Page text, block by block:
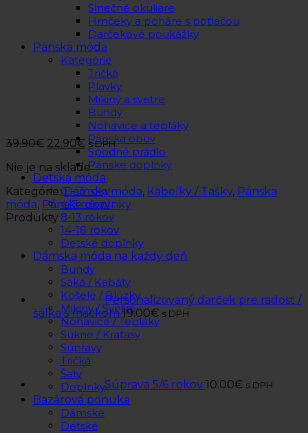
Slnečné okuliare
Hrnčeky a poháre s potlačou
Darčekové poukážky
Pánska móda
Kategórie
Tričká
Plavky
Mikiny a svetre
Bundy
Nohavice a tepláky
Pánska obuv
Spodné prádlo
Pánske doplnky
Detská móda
0 – 3 roky
4-7 rokov
8-13 rokov
14-18 rokov
Detské doplnky
Dámska móda na každý deň
Bundy
Saká / Kabáty
Košele / Blúzky
Mikiny / Svetre
Nohavice / Tepláky
Sukne / Kraťasy
Súpravy
Tričká
Šaty
Doplnky
Bazárová ponuka
Dámske
Detské
39.90€ 22.90€ s DPH
Nie je na sklade
Kategórie:Dámska móda, Kabelky / Tašky, Pánska
móda, Pánske doplnky
Produkty
Personalizovaný darček pre radosť /
šálka s mackom 19.00€ s DPH
Súprava 5/6 rokov 10.00€ s DPH